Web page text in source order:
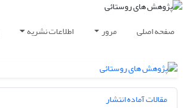
صفحه اصلی مرور اطلاعات نشریه
مقالات آماده انتشار